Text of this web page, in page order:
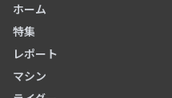
ホーム
特集
レポート
マシン